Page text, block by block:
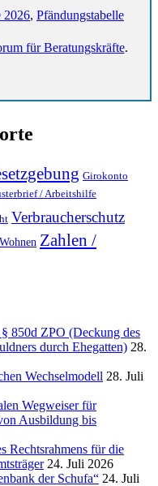
2026, Pfändungstabelle
für Beratungskräfte.
Girokonto
/ Arbeitshilfe
Verbraucherschutz
Wohnen Zahlen /
850d ZPO (Deckung des
durch Ehegatten) 28.
Wechselmodell 28. Juli
Wegweiser für
Ausbildung bis
Rechtsrahmens für die
24. Juli 2026
der Schufa“ 24. Juli